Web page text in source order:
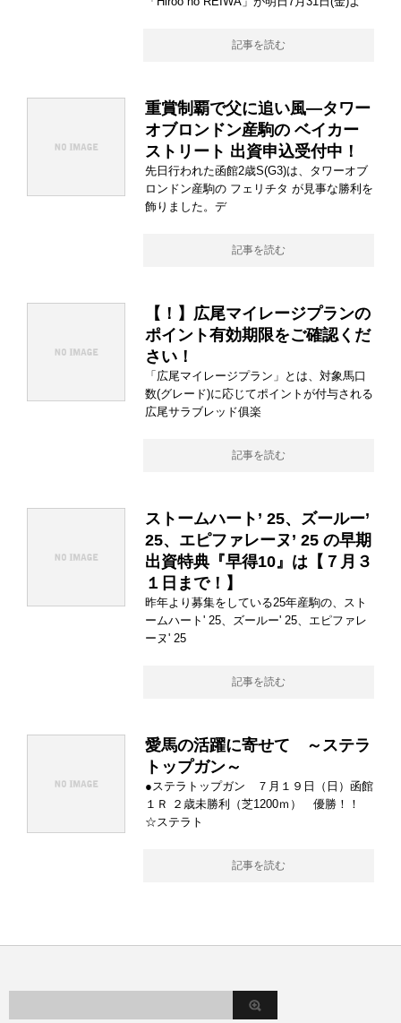
記事を読む
重賞制覇で父に追い風―タワー
オブロンドン産駒の ベイカー
ストリート 出資申込受付中！
先日行われた函館2歳S(G3)は、タワーオブ
ロンドン産駒の フェリチタ が見事な勝利を
飾りました。デ
記事を読む
【！】広尾マイレージプランの
ポイント有効期限をご確認くだ
さい！
「広尾マイレージプラン」とは、対象馬口
数(グレード)に応じてポイントが付与される
広尾サラブレッド俱楽
記事を読む
ストームハート’ 25、ズールー’
25、エピファレーヌ’ 25 の早期
出資特典『早得10』は【７月３
１日まで！】
昨年より募集をしている25年産駒の、スト
ームハート' 25、ズールー' 25、エピファレ
ーヌ' 25
記事を読む
愛馬の活躍に寄せて ～ステラ
トップガン～
●ステラトップガン ７月１９日（日）函館
１Ｒ ２歳未勝利（芝1200ｍ） 優勝！！
☆ステラト
記事を読む